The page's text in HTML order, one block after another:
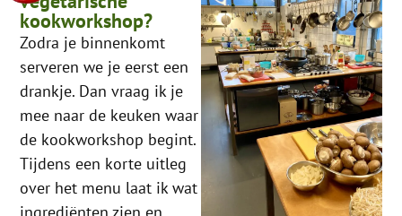
kookworkshop?
Zodra je binnenkomt
serveren we je eerst een
drankje. Dan vraag ik je
mee naar de keuken waar
de kookworkshop begint.
Tijdens een korte uitleg
over het menu laat ik wat